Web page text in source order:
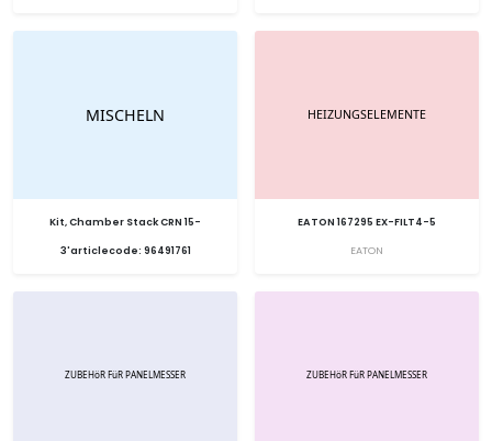
Kit, Chamber Stack CRN 15-
3'articlecode: 96491761
EATON 167295 EX-FILT4-5
EATON